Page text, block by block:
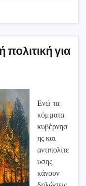
πολιτική για
Ενώ τα
κόμματα
κυβέρνησ
ης και
αντιπολίτε
υσης
κάνουν